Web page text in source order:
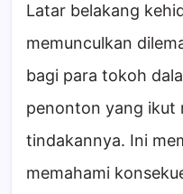
Latar belakang
memunculkan
bagi para tokoh
penonton yang ikut
tindakannya. Ini
memahami